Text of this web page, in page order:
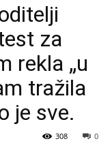
za
rekla „u
tražila
je sve.
0
308